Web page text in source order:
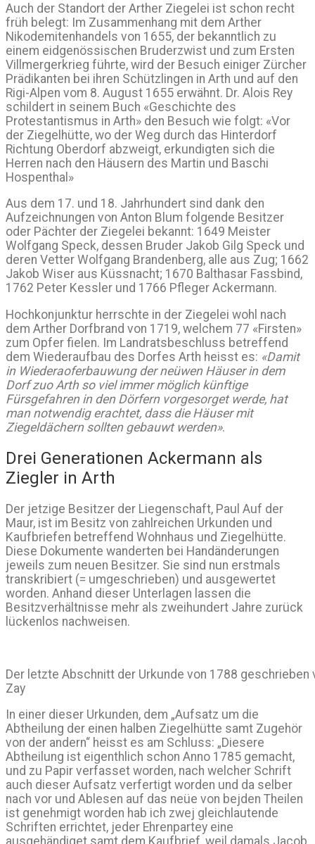
Auch der Standort der Arther Ziegelei ist schon recht
früh belegt: Im Zusammenhang mit dem Arther
Nikodemitenhandels von 1655, der bekanntlich zu
einem eidgenössischen Bruderzwist und zum Ersten
Villmergerkrieg führte, wird der Besuch einiger Zürcher
Prädikanten bei ihren Schützlingen in Arth und auf den
Rigi-Alpen vom 8. August 1655 erwähnt. Dr. Alois Rey
schildert in seinem Buch «Geschichte des
Protestantismus in Arth» den Besuch wie folgt: «Vor
der Ziegelhütte, wo der Weg durch das Hinterdorf
Richtung Oberdorf abzweigt, erkundigten sich die
Herren nach den Häusern des Martin und Baschi
Hospenthal»
Aus dem 17. und 18. Jahrhundert sind dank den
Aufzeichnungen von Anton Blum folgende Besitzer
oder Pächter der Ziegelei bekannt: 1649 Meister
Wolfgang Speck, dessen Bruder Jakob Gilg Speck und
deren Vetter Wolfgang Brandenberg, alle aus Zug; 1662
Jakob Wiser aus Küssnacht; 1670 Balthasar Fassbind,
1762 Peter Kessler und 1766 Pfleger Ackermann.
Hochkonjunktur herrschte in der Ziegelei wohl nach
dem Arther Dorfbrand von 1719, welchem 77 «Firsten»
zum Opfer fielen. Im Landratsbeschluss betreffend
dem Wiederaufbau des Dorfes Arth heisst es: «Damit
in Wiederaoferbauwung der neüwen Häuser in dem
Dorf zuo Arth so viel immer möglich künftige
Fürsgefahren in den Dörfern vorgesorget werde, hat
man notwendig erachtet, dass die Häuser mit
Ziegeldächern sollten gebauwt werden».
Drei Generationen Ackermann als
Ziegler in Arth
Der jetzige Besitzer der Liegenschaft, Paul Auf der
Maur, ist im Besitz von zahlreichen Urkunden und
Kaufbriefen betreffend Wohnhaus und Ziegelhütte.
Diese Dokumente wanderten bei Handänderungen
jeweils zum neuen Besitzer. Sie sind nun erstmals
transkribiert (= umgeschrieben) und ausgewertet
worden. Anhand dieser Unterlagen lassen die
Besitzverhältnisse mehr als zweihundert Jahre zurück
lückenlos nachweisen.
Der letzte Abschnitt der Urkunde von 1788 geschrieben
Zay
In einer dieser Urkunden, dem „Aufsatz um die
Abtheilung der einen halben Ziegelhütte samt Zugehör
von der andern“ heisst es am Schluss: „Diesere
Abtheilung ist eigenthlich schon Anno 1785 gemacht,
und zu Papir verfasset worden, nach welcher Schrift
auch dieser Aufsatz verfertigt worden und da selber
nach vor und Ablesen auf das neüe von bejden Theilen
ist genehmigt worden hab ich zwej gleichlautende
Schriften errichtet, jeder Ehrenpartey eine